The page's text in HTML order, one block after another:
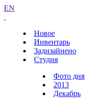
EN
Новое
Инвентарь
Задизайнено
Студия
Фото дня
2013
Декабрь